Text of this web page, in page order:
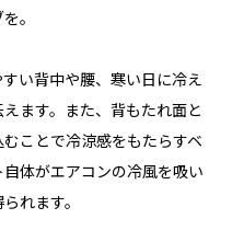
。
い背中や腰、寒い日に冷え
ます。また、背もたれ面と
ことで冷涼感をもたらすベ
体がエアコンの冷風を吸い
れます。